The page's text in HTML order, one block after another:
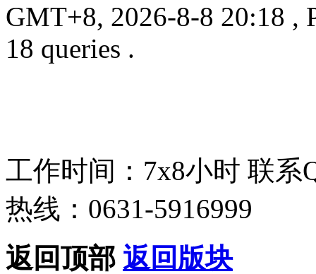
GMT+8, 2026-8-8 20:18 ,
18 queries .
工作时间：7x8小时 联系
热线：0631-5916999
返回顶部 返回版块